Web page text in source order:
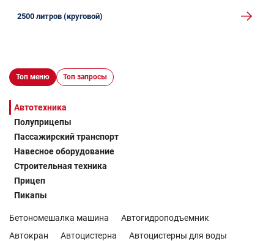
2500 литров (круговой)
Топ меню Топ запросы
Автотехника
Полуприцепы
Пассажирский транспорт
Навесное оборудование
Строительная техника
Прицеп
Пикапы
Бетономешалка машина
Автогидроподъемник
Автокран
Автоцистерна
Автоцистерны для воды